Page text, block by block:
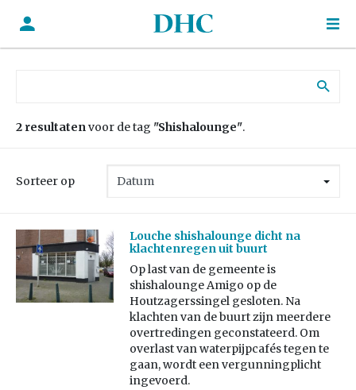
2 resultatenvoor de tag "Shishalounge".
Sorteer op
Louche shishalounge dicht na
klachtenregen uit buurt
Op last van de gemeente is
shishalounge Amigo op de
Houtzagerssingel gesloten. Na
klachten van de buurt zijn meerdere
overtredingen geconstateerd. Om
overlast van waterpijpcafés tegen te
gaan, wordt een vergunningplicht
ingevoerd.